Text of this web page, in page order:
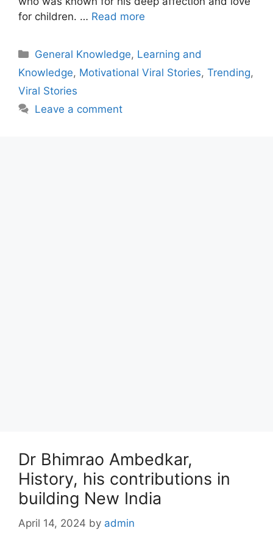
for children. … Read more
Categories
General Knowledge, Learning and
Knowledge, Motivational Viral Stories, Trending,
Viral Stories
Leave a comment
Dr Bhimrao Ambedkar,
History, his contributions in
building New India
April 14, 2024 by admin